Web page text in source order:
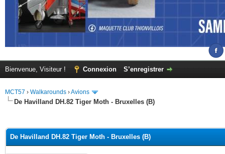
Bienvenue, Visiteur ! Connexion S’enregistrer
MCT57 › Walkarounds ›Avions
De Havilland DH.82 Tiger Moth - Bruxelles (B)
De Havilland DH.82 Tiger Moth - Bruxelles (B)